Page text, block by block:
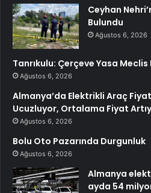
Ceyhan
Bulundu
Ağustos 6, 2026
Tanrıkulu: Çerçeve Yasa Meclis
Ağustos 6, 2026
Almanya’da Elektrikli Araç
Ucuzluyor, Ortalama Fiyat
Ağustos 6, 2026
Bolu Oto Pazarında Durgunluk
Ağustos 6, 2026
Almanya
ayda 54